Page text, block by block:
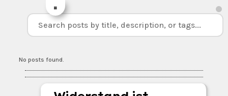
=
No posts found.